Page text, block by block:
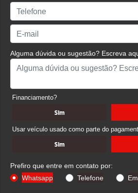
Alguma dúvida ou sugestão? Escreva
Financiamento?
Sim
Usar veículo usado como parte do
Sim
Prefiro que entre em contato por:
Whatsapp
Telefone